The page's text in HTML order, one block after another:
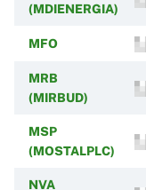
(MDIENERGIA)
MFO
MRB
(MIRBUD)
MSP
(MOSTALPLC)
NVA